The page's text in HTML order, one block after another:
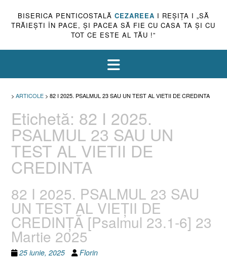
BISERICA PENTICOSTALĂ CEZAREEA I REŞIŢA I „SĂ
TRĂIEŞTI ÎN PACE, ŞI PACEA SĂ FIE CU CASA TA ŞI CU
TOT CE ESTE AL TĂU !”
> ARTICOLE > 82 I 2025. PSALMUL 23 SAU UN TEST AL VIETII DE CREDINTA
Etichetă: 82 I 2025.
PSALMUL 23 SAU UN
TEST AL VIETII DE
CREDINTA
82 I 2025. PSALMUL 23 SAU
UN TEST AL VIEȚII DE
CREDINȚĂ [Psalmul 23.1-6] 23
Martie 2025
25 iunie, 2025 Florin